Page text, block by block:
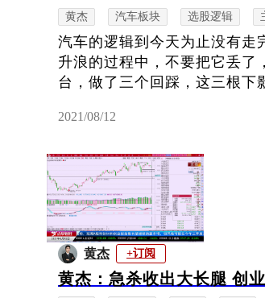
黄杰 汽车板块 选股逻辑
汽车的逻辑到今天为止没有走
升浪的过程中，不要把它丢了
台，做了三个回踩，这三根下
2021/08/12
黄杰 +订阅
黄杰：急杀收出大长腿 创